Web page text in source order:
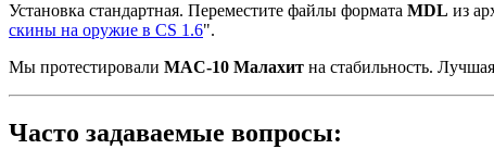
Установка стандартная. Переместите файлы формата MDL из
скины на оружие в CS 1.6".
Мы протестировали MAC-10 Малахит на стабильность.
Часто задаваемые вопросы: